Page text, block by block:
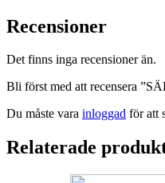
Recensioner
Det finns inga recensioner än.
Bli först med att recensera
Du måste vara inloggad för att
Relaterade